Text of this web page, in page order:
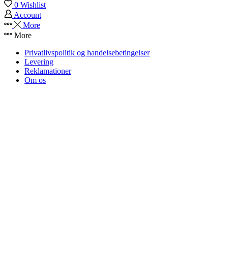
0 Wishlist
Account
More
More
Privatlivspolitik og handelsebetingelser
Levering
Reklamationer
Om os